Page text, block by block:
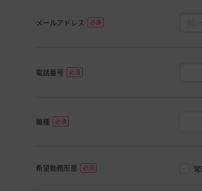
メールアドレス
電話番号
職種
希望勤務形態